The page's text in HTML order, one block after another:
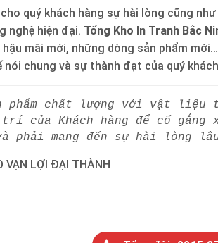
quý khách hàng sự hài lòng cũng
nghệ hiện đại. Tổng Kho In Tranh Bắc
mãi mới, những dòng sản phẩm
chung và sự thành đạt của quý
phẩm chất lượng với vật
của Khách hàng để cố
phải mang đến sự hài lòng
VẠN LỢI ĐẠI THÀNH